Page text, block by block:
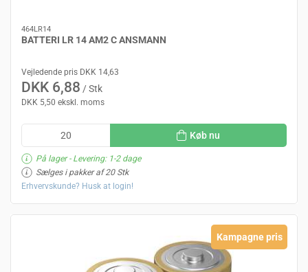
464LR14
BATTERI LR 14 AM2 C ANSMANN
Vejledende pris DKK 14,63
DKK 6,88 / Stk
DKK 5,50 ekskl. moms
Køb nu
På lager- Levering: 1-2 dage
Sælges i pakker af 20 Stk
Erhvervskunde? Husk at login!
Kampagne pris